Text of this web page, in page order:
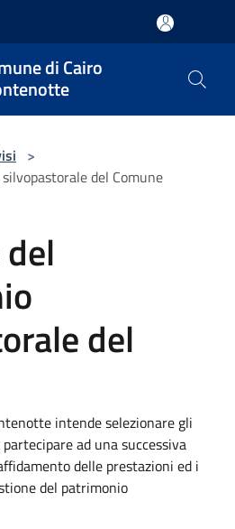
di Cairo
>
del Comune
del
intende selezionare gli
ad una successiva
delle prestazioni ed i
del patrimonio